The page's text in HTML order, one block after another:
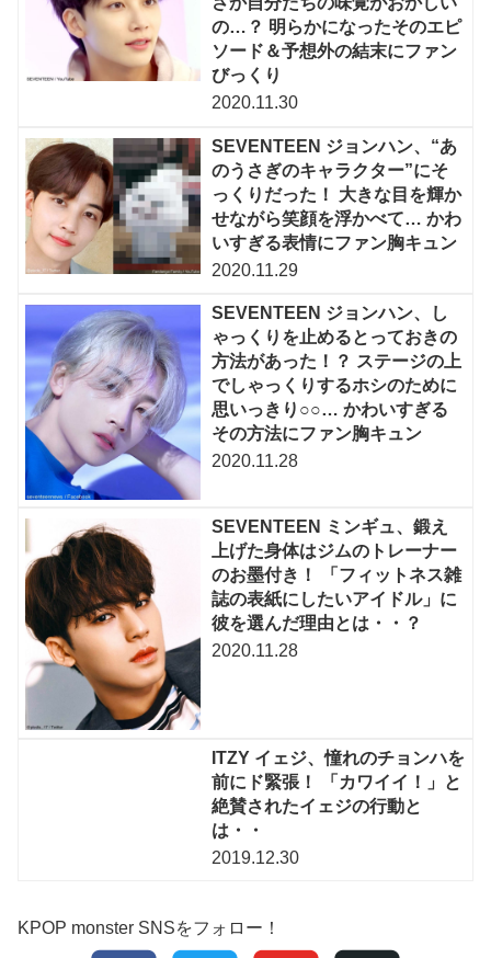
の…？ 明らかになったそのエピ
ソード＆予想外の結末にファン
びっくり
2020.11.30
SEVENTEEN ジョンハン、“あ
のうさぎのキャラクター”にそ
っくりだった！ 大きな目を輝か
せながら笑顔を浮かべて… かわ
いすぎる表情にファン胸キュン
2020.11.29
SEVENTEEN ジョンハン、し
ゃっくりを止めるとっておきの
方法があった！？ ステージの上
でしゃっくりするホシのために
思いっきり○○… かわいすぎる
その方法にファン胸キュン
2020.11.28
SEVENTEEN ミンギュ、鍛え
上げた身体はジムのトレーナー
のお墨付き！ 「フィットネス雑
誌の表紙にしたいアイドル」に
彼を選んだ理由とは・・？
2020.11.28
ITZY イェジ、憧れのチョンハを
前にド緊張！ 「カワイイ！」と
絶賛されたイェジの行動と
は・・
2019.12.30
KPOP monster SNSをフォロー！